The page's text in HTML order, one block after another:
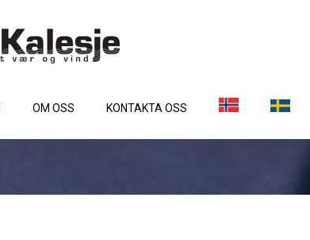
OM OSS KONTAKTA OSS